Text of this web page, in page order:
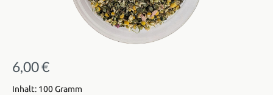
Regulärer Preis:
6,00 €
Inhalt: 100 Gramm